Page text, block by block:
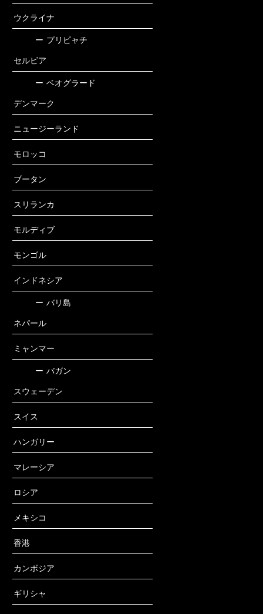
ウクライナ
ー プリピャチ
セルビア
ー ベオグラード
デンマーク
ニュージーランド
モロッコ
ブータン
スリランカ
モルディブ
モンゴル
インドネシア
ー バリ島
ネパール
ミャンマー
ー バガン
スウェーデン
スイス
ハンガリー
マレーシア
ロシア
メキシコ
香港
カンボジア
ギリシャ